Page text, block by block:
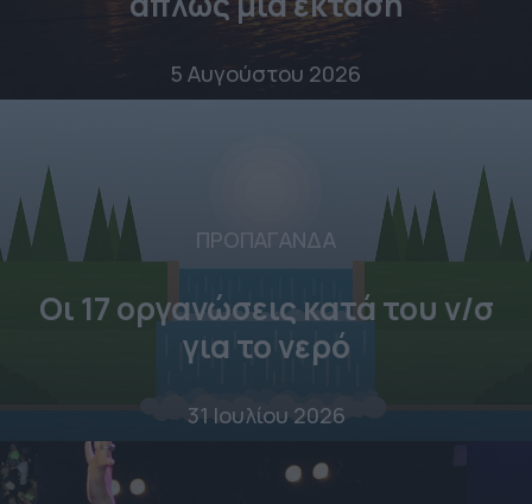
5 Αυγούστου 2026
ΠΡΟΠΑΓΑΝΔΑ
Οι 17 οργανώσεις κατά του ν/σ
για το νερό
31 Ιουλίου 2026